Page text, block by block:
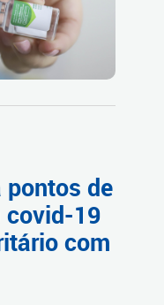
de
covid-19
com